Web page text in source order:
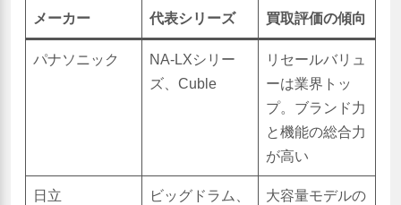
メーカー 代表シリーズ 買取評価の傾向
パナソニック
NA-LXシリー
ズ、Cuble
リセールバリュ
ーは業界トッ
プ。ブランド力
と機能の総合力
が高い
日立
ビッグドラム、
大容量モデルの